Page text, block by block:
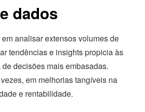
dados
analisar extensos volumes de
tendências e insights propicia às
decisões mais embasadas.
em melhorias tangíveis na
e rentabilidade.